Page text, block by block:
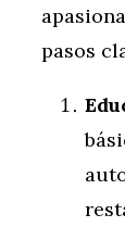
pasos